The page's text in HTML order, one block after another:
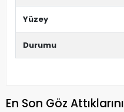
Yüzey
Durumu
En Son Göz